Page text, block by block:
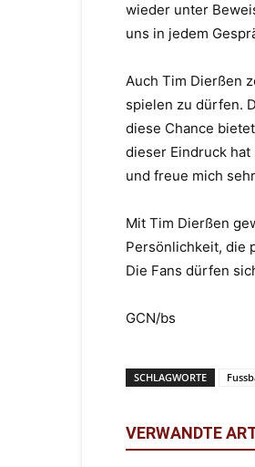
wieder unter
uns in jedem
Auch Tim Dierßen
spielen zu dürfen.
diese Chance
dieser Eindruck
und freue mich
Mit Tim Dierßen
Persönlichkeit, die
Die Fans dürfen
GCN/bs
SCHLAGWORTE
VERWANDTE